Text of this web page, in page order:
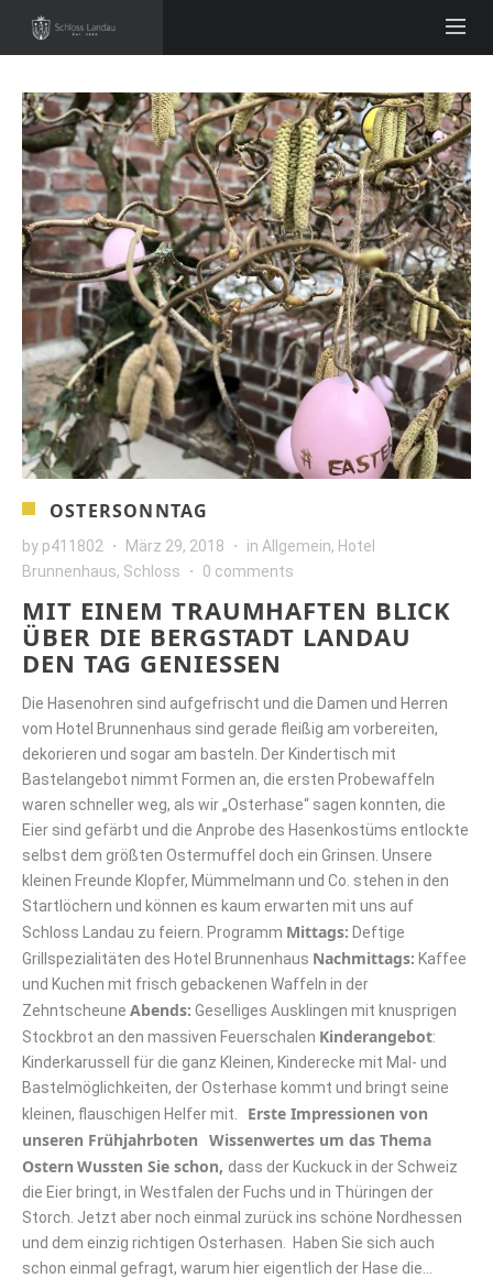
OSTERSONNTAG
by p411802 März 29, 2018 in Allgemein, Hotel
Brunnenhaus, Schloss 0 comments
MIT EINEM TRAUMHAFTEN BLICK
ÜBER DIE BERGSTADT LANDAU
DEN TAG GENIESSEN
Die Hasenohren sind aufgefrischt und die Damen und Herren
vom Hotel Brunnenhaus sind gerade fleißig am vorbereiten,
dekorieren und sogar am basteln. Der Kindertisch mit
Bastelangebot nimmt Formen an, die ersten Probewaffeln
waren schneller weg, als wir „Osterhase“ sagen konnten, die
Eier sind gefärbt und die Anprobe des Hasenkostüms entlockte
selbst dem größten Ostermuffel doch ein Grinsen. Unsere
kleinen Freunde Klopfer, Mümmelmann und Co. stehen in den
Startlöchern und können es kaum erwarten mit uns auf
Schloss Landau zu feiern. Programm Mittags: Deftige
Grillspezialitäten des Hotel Brunnenhaus Nachmittags: Kaffee
und Kuchen mit frisch gebackenen Waffeln in der
Zehntscheune Abends: Geselliges Ausklingen mit knusprigen
Stockbrot an den massiven Feuerschalen Kinderangebot:
Kinderkarussell für die ganz Kleinen, Kinderecke mit Mal- und
Bastelmöglichkeiten, der Osterhase kommt und bringt seine
kleinen, flauschigen Helfer mit. Erste Impressionen von
unseren Frühjahrboten Wissenwertes um das Thema
Ostern Wussten Sie schon, dass der Kuckuck in der Schweiz
die Eier bringt, in Westfalen der Fuchs und in Thüringen der
Storch. Jetzt aber noch einmal zurück ins schöne Nordhessen
und dem einzig richtigen Osterhasen. Haben Sie sich auch
schon einmal gefragt, warum hier eigentlich der Hase die…